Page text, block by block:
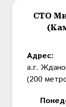
СТО
Адрес:
а.г.
(200